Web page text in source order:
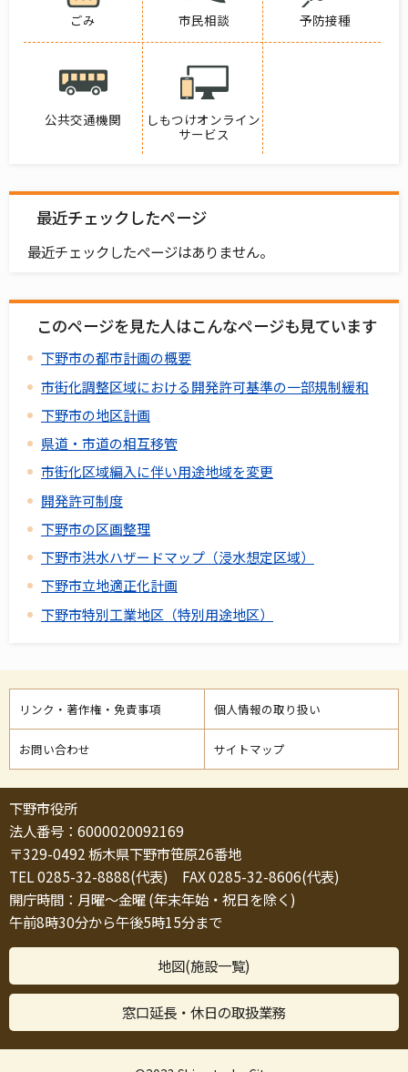
ごみ 市民相談 予防接種
公共交通機関
しもつけオンライン
サービス
最近チェックしたページ
最近チェックしたページはありません。
このページを見た人はこんなページも見ています
下野市の都市計画の概要
市街化調整区域における開発許可基準の一部規制緩和
下野市の地区計画
県道・市道の相互移管
市街化区域編入に伴い用途地域を変更
開発許可制度
下野市の区画整理
下野市洪水ハザードマップ（浸水想定区域）
下野市立地適正化計画
下野市特別工業地区（特別用途地区）
リンク・著作権・免責事項 個人情報の取り扱い
お問い合わせ サイトマップ
下野市役所
法人番号：6000020092169
〒329-0492 栃木県下野市笹原26番地
TEL 0285-32-8888(代表) FAX 0285-32-8606(代表)
開庁時間：月曜～金曜 (年末年始・祝日を除く)
午前8時30分から午後5時15分まで
地図(施設一覧)
窓口延長・休日の取扱業務